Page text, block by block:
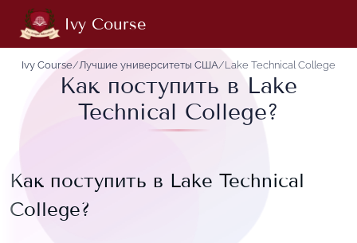
Ivy Course
Ivy Course/Лучшие университеты США/Lake Technical College
Как поступить в Lake
Technical College?
Как поступить в Lake Technical
College?